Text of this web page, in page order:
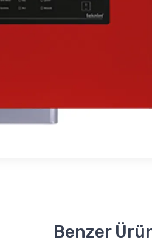
Benzer